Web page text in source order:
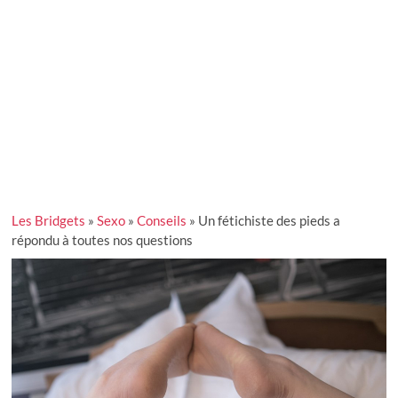
Les Bridgets »Sexo »Conseils » Un fétichiste des pieds a
répondu à toutes nos questions